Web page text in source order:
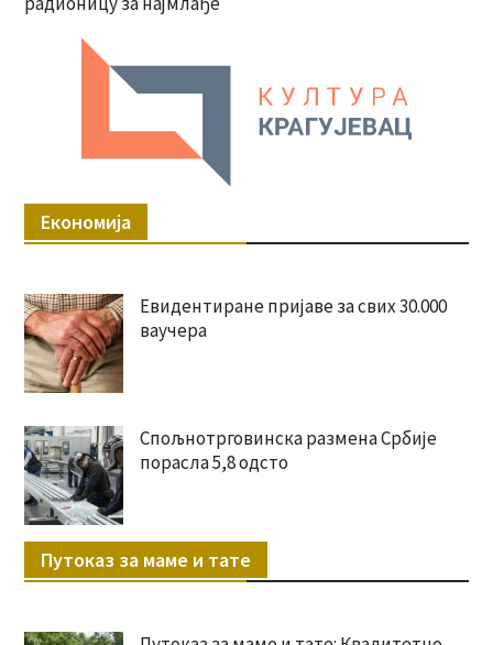
Економија
Евидентиране пријаве за свих 30.000
ваучера
Спољнотрговинска размена Србије
порасла 5,8 одсто
Путоказ за маме и тате